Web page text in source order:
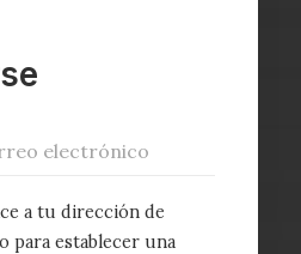
a tu dirección de
para establecer una